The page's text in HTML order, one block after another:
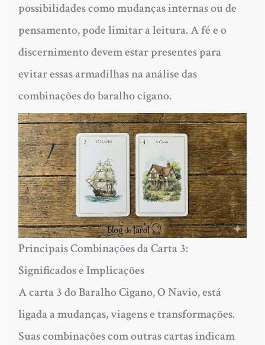
possibilidades como mudanças internas ou de
pensamento, pode limitar a leitura. A fé e o
discernimento devem estar presentes para
evitar essas armadilhas na análise das
combinações do baralho cigano.
Principais Combinações da Carta 3:
Significados e Implicações
A carta 3 do Baralho Cigano, O Navio, está
ligada a mudanças, viagens e transformações.
Suas combinações com outras cartas indicam